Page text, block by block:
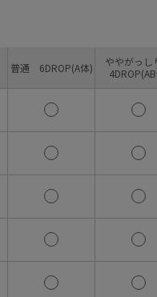
普通 6DROP(A体)
ややがっ